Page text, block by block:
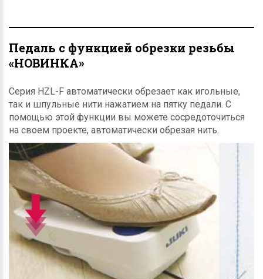
Педаль с функцией обрезки резьбы
«НОВИНКА»
Серия HZL-F автоматически обрезает как игольные,
так и шпульные нити нажатием на пятку педали. С
помощью этой функции вы можете сосредоточиться
на своем проекте, автоматически обрезая нить.